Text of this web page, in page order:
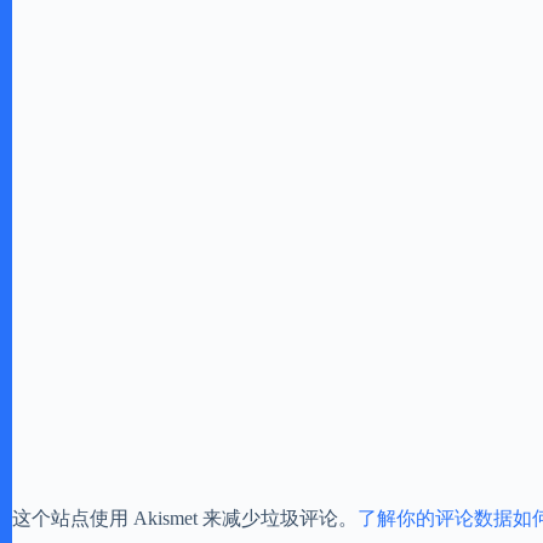
这个站点使用 Akismet 来减少垃圾评论。 了解你的评论数据如